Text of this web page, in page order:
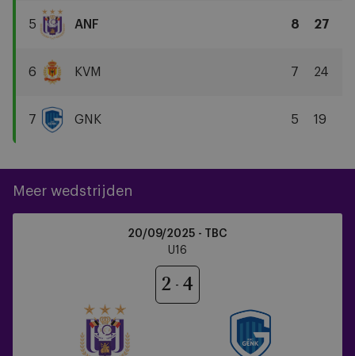
Liège
5
U16
ANF 8 27
6
Mechelen
KVM 7 24
7
GNK 5 19
Meer wedstrijden
20/09/2025 - TBC
U16
2 4